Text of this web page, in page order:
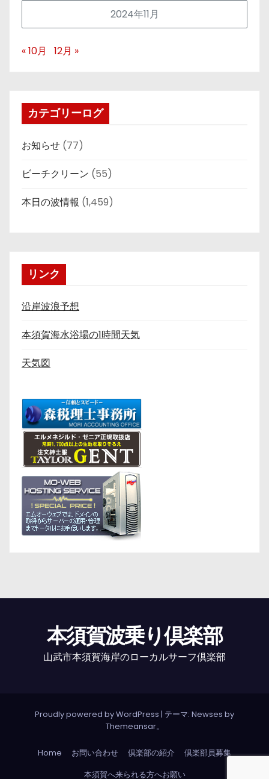
2024年11月
« 10月 12月 »
カテゴリーログ
お知らせ (77)
ビーチクリーン (55)
本日の波情報 (1,459)
リンク
沿岸波浪予想
本須賀海水浴場の1時間天気
天気図
本須賀波乗り倶楽部
山武市本須賀海岸のローカルサーフ倶楽部
Proudly powered by WordPress | テーマ: Newses by
Themeansar。
Home お問い合わせ 倶楽部の紹介
倶楽部員募集
本須賀へ来られる方へお願い